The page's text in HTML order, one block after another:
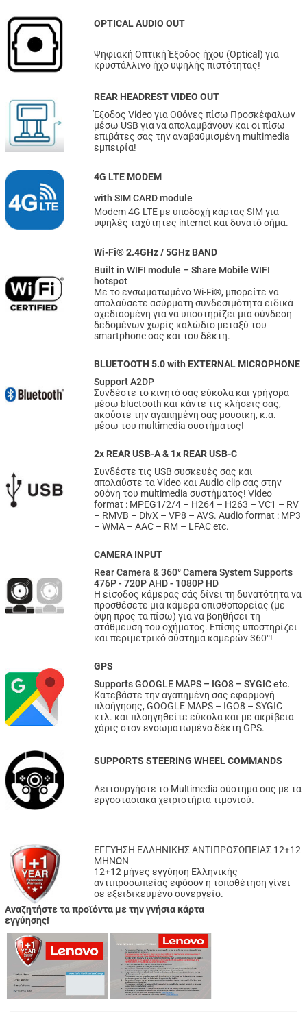
OPTICAL AUDIO OUT
Ψηφιακή Οπτική Έξοδος ήχου (Optical) για
κρυστάλλινο ήχο υψηλής πιστότητας!
REAR HEADREST VIDEO OUT
Έξοδος Video για Οθόνες πίσω Προσκέφαλων
μέσω USB για να απολαμβάνουν και οι πίσω
επιβάτες σας την αναβαθμισμένη multimedia
εμπειρία!
4G LTE MODEM
with SIM CARD module
Modem 4G LTE με υποδοχή κάρτας SIM για
υψηλές ταχύτητες internet και δυνατό σήμα.
Wi-Fi® 2.4GHz / 5GHz BAND
Built in WIFI module – Share Mobile WIFI
hotspot
Με το ενσωματωμένο Wi-Fi®, μπορείτε να
απολαύσετε ασύρματη συνδεσιμότητα ειδικά
σχεδιασμένη για να υποστηρίζει μια σύνδεση
δεδομένων χωρίς καλώδιο μεταξύ του
smartphone σας και του δέκτη.
BLUETOOTH 5.0 with EXTERNAL MICROPHONE
Support A2DP
Συνδέστε το κινητό σας εύκολα και γρήγορα
μέσω bluetooth και κάντε τις κλήσεις σας,
ακούστε την αγαπημένη σας μουσικη, κ.α.
μέσω του multimedia συστήματος!
2x REAR USB-A & 1x REAR USB-C
Συνδέστε τις USB συσκευές σας και
απολαύστε τα Video και Audio clip σας στην
οθόνη του multimedia συστήματος! Video
format : MPEG1/2/4 – H264 – H263 – VC1 – RV
– RMVB – DivX – VP8 – AVS. Audio format : MP3
– WMA – AAC – RM – LFAC etc.
CAMERA INPUT
Rear Camera & 360° Camera System Supports
476P - 720P AHD - 1080P HD
Η είσοδος κάμερας σάς δίνει τη δυνατότητα να
προσθέσετε μια κάμερα οπισθοπορείας (με
όψη προς τα πίσω) για να βοηθήσει τη
στάθμευση του οχήματος. Επίσης υποστηρίζει
και περιμετρικό σύστημα καμερών 360°!
GPS
Supports GOOGLE MAPS – IGO8 – SYGIC etc.
Κατεβάστε την αγαπημένη σας εφαρμογή
πλοήγησης, GOOGLE MAPS – IGO8 – SYGIC
κτλ. και πλοηγηθείτε εύκολα και με ακρίβεια
χάρις στον ενσωματωμένο δέκτη GPS.
SUPPORTS STEERING WHEEL COMMANDS
Λειτουργήστε το Multimedia σύστημα σας με τα
εργοστασιακά χειριστήρια τιμονιού.
ΕΓΓΥΗΣΗ ΕΛΛΗΝΙΚΗΣ ΑΝΤΙΠΡΟΣΩΠΕΙΑΣ 12+12
ΜΗΝΩΝ
12+12 μήνες εγγύηση Ελληνικής
αντιπροσωπείας εφόσον η τοποθέτηση γίνει
σε εξειδικευμένο συνεργείο.
Αναζητήστε τα προϊόντα με την γνήσια κάρτα
εγγύησης!